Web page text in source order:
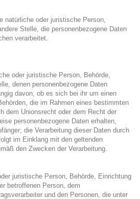
natürliche oder juristische Person,
Stelle, die personenbezogene Daten
verarbeitet.
oder juristische Person, Behörde,
denen personenbezogene Daten
davon, ob es sich bei ihr um einen
die im Rahmen eines bestimmten
dem Unionsrecht oder dem Recht der
personenbezogene Daten erhalten,
die Verarbeitung dieser Daten durch
im Einklang mit den geltenden
den Zwecken der Verarbeitung.
juristische Person, Behörde, Einrichtung
betroffenen Person, dem
und den Personen, die unter